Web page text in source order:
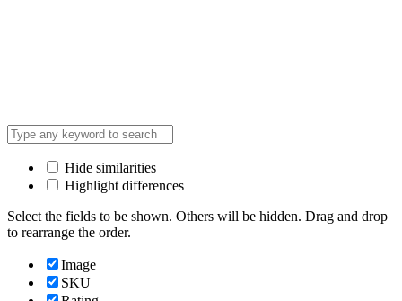
Hide similarities
Highlight differences
Select the fields to be shown. Others will be hidden. Drag and drop
to rearrange the order.
Image
SKU